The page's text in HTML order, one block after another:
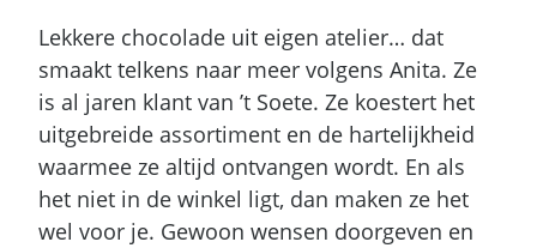
Lekkere chocolade uit eigen atelier… dat
smaakt telkens naar meer volgens Anita. Ze
is al jaren klant van ’t Soete. Ze koestert het
uitgebreide assortiment en de hartelijkheid
waarmee ze altijd ontvangen wordt. En als
het niet in de winkel ligt, dan maken ze het
wel voor je. Gewoon wensen doorgeven en